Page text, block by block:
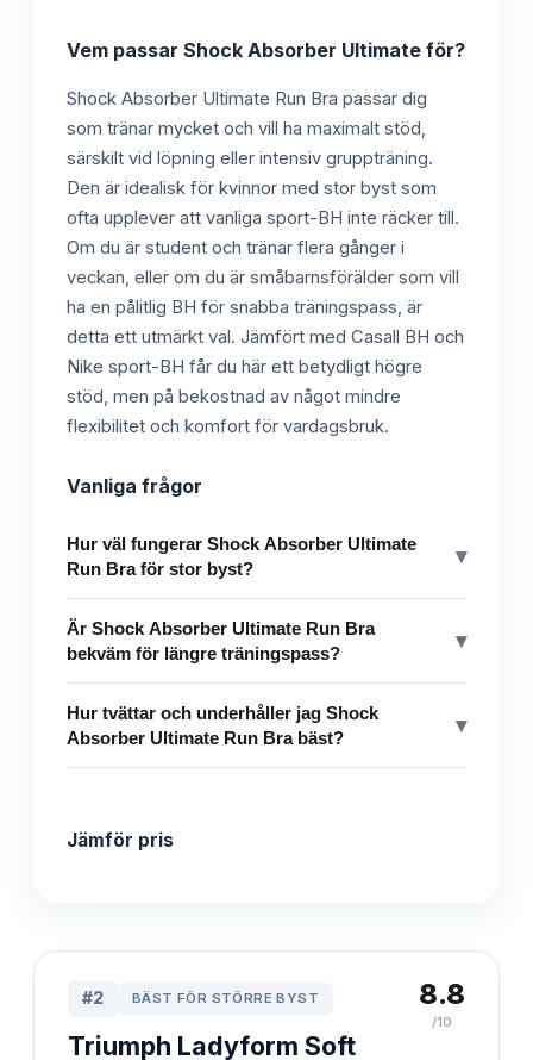
Vem passar Shock Absorber Ultimate för?
Shock Absorber Ultimate Run Bra passar dig
som tränar mycket och vill ha maximalt stöd,
särskilt vid löpning eller intensiv gruppträning.
Den är idealisk för kvinnor med stor byst som
ofta upplever att vanliga sport-BH inte räcker till.
Om du är student och tränar flera gånger i
veckan, eller om du är småbarnsförälder som vill
ha en pålitlig BH för snabba träningspass, är
detta ett utmärkt val. Jämfört med Casall BH och
Nike sport-BH får du här ett betydligt högre
stöd, men på bekostnad av något mindre
flexibilitet och komfort för vardagsbruk.
Vanliga frågor
Hur väl fungerar Shock Absorber Ultimate
Run Bra för stor byst?
▾
Är Shock Absorber Ultimate Run Bra
bekväm för längre träningspass?
▾
Hur tvättar och underhåller jag Shock
Absorber Ultimate Run Bra bäst?
▾
Jämför pris
#2 BÄST FÖR STÖRRE BYST
Triumph Ladyform Soft
8.8
/10